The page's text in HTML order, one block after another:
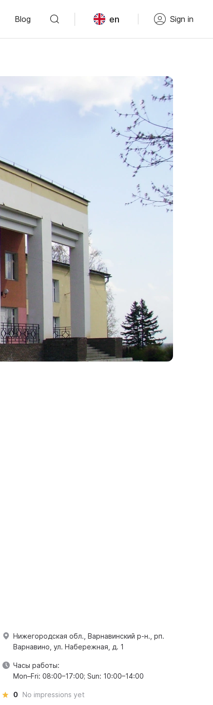
Blog en Sign in
Нижегородская обл., Варнавинский р-н., рп.
Варнавино, ул. Набережная, д. 1
Часы работы:
Mon–Fri: 08:00–17:00; Sun: 10:00–14:00
0 No impressions yet